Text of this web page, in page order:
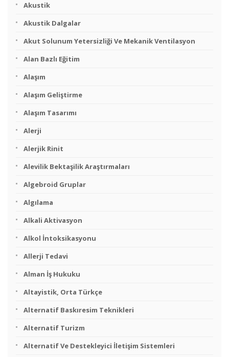
Akustik
Akustik Dalgalar
Akut Solunum Yetersizliği Ve Mekanik Ventilasyon
Alan Bazlı Eğitim
Alaşım
Alaşım Geliştirme
Alaşım Tasarımı
Alerji
Alerjik Rinit
Alevilik Bektaşilik Araştırmaları
Algebroid Gruplar
Algılama
Alkali Aktivasyon
Alkol İntoksikasyonu
Allerji Tedavi
Alman İş Hukuku
Altayistik, Orta Türkçe
Alternatif Baskıresim Teknikleri
Alternatif Turizm
Alternatif Ve Destekleyici İletişim Sistemleri